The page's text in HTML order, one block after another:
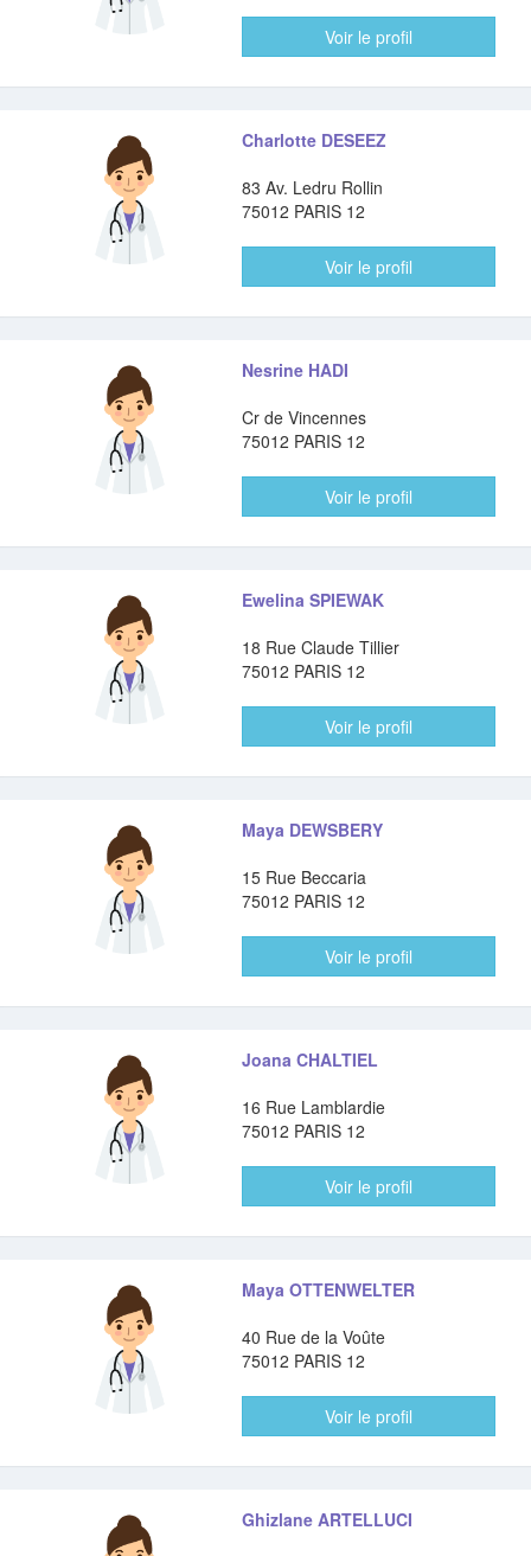
Voir le profil
Charlotte DESEEZ
83 Av. Ledru Rollin
75012 PARIS 12
Voir le profil
Nesrine HADI
Cr de Vincennes
75012 PARIS 12
Voir le profil
Ewelina SPIEWAK
18 Rue Claude Tillier
75012 PARIS 12
Voir le profil
Maya DEWSBERY
15 Rue Beccaria
75012 PARIS 12
Voir le profil
Joana CHALTIEL
16 Rue Lamblardie
75012 PARIS 12
Voir le profil
Maya OTTENWELTER
40 Rue de la Voûte
75012 PARIS 12
Voir le profil
Ghizlane ARTELLUCI